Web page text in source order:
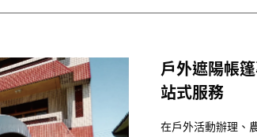
戶外遮陽帳
站式服務
在戶外活動辦理、